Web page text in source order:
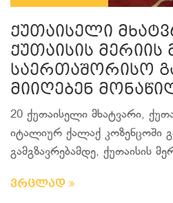
ქუთაისელი
ქუთაისის
საერთაშორისო
მიიღებენ
20 ქუთაისელი მხატვარი,
იტალიურ ქალაქ კოზენცოში
გამგზავრებამდე, ქუთაისის
ვრცლად